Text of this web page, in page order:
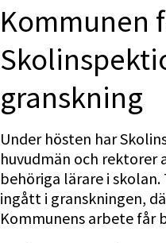
Kommunen
granskning
Under hösten har
huvudmän och
behöriga lärare i
ingått i granskningen,
Kommunens arbete får